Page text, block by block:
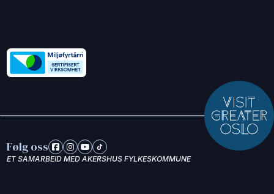
Følg oss
ET SAMARBEID MED AKERSHUS FYLKESKOMMUNE